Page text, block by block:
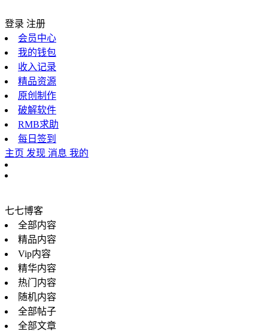
登录 注册
会员中心
我的钱包
收入记录
精品资源
原创制作
破解软件
RMB求助
每日签到
主页 发现 消息 我的
七七博客
全部内容
精品内容
Vip内容
精华内容
热门内容
随机内容
全部帖子
全部文章